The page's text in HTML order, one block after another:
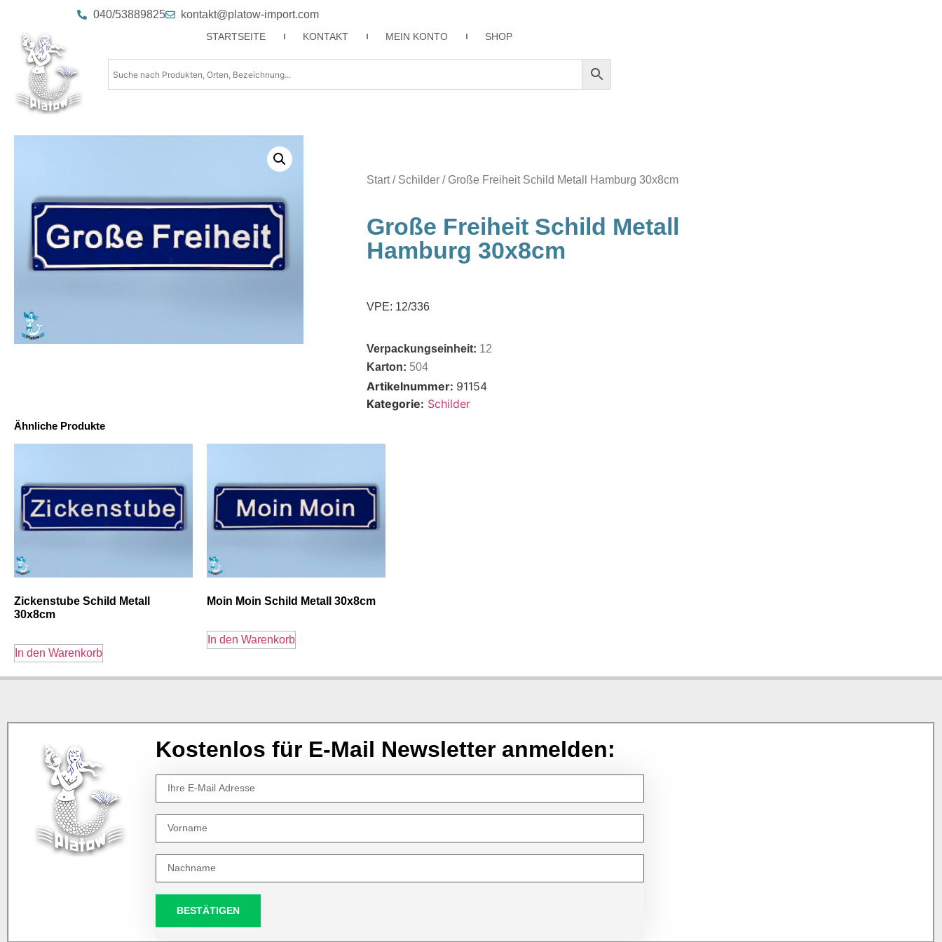
040/53889825 kontakt@platow-import.com
STARTSEITE KONTAKT MEIN KONTO SHOP
Start/ Schilder / Große Freiheit Schild Metall Hamburg 30x8cm
Große Freiheit Schild Metall
Hamburg 30x8cm
VPE: 12/336
Verpackungseinheit: 12
Karton: 504
Artikelnummer: 91154
Kategorie: Schilder
Ähnliche Produkte
Zickenstube Schild Metall
30x8cm
In den Warenkorb
Moin Moin Schild Metall 30x8cm
In den Warenkorb
Kostenlos für E-Mail Newsletter anmelden:
BESTÄTIGEN